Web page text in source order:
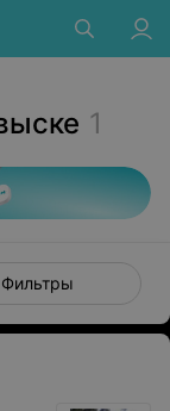
1
Фильтры